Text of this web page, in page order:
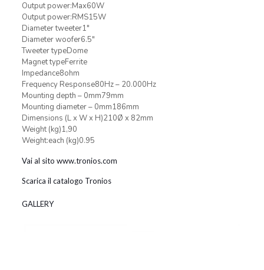
Output power:Max60W
Output power:RMS15W
Diameter tweeter1″
Diameter woofer6.5″
Tweeter typeDome
Magnet typeFerrite
Impedance8ohm
Frequency Response80Hz – 20.000Hz
Mounting depth – 0mm79mm
Mounting diameter – 0mm186mm
Dimensions (L x W x H)210Ø x 82mm
Weight (kg)1,90
Weight:each (kg)0.95
Vai al sito www.tronios.com
Scarica il catalogo Tronios
GALLERY